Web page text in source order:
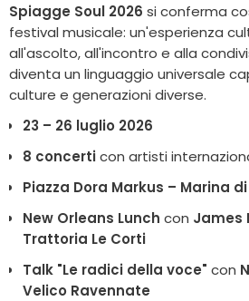
Spiagge Soul 2026 si conferma
festival musicale: un'esperienza
all'ascolto, all'incontro e alla
diventa un linguaggio universale
culture e generazioni diverse.
23 – 26 luglio 2026
8 concerticon artisti
Piazza Dora Markus – Marina
New Orleans Lunch con James
Trattoria Le Corti
Talk "Le radici della voce" con
Velico Ravennate